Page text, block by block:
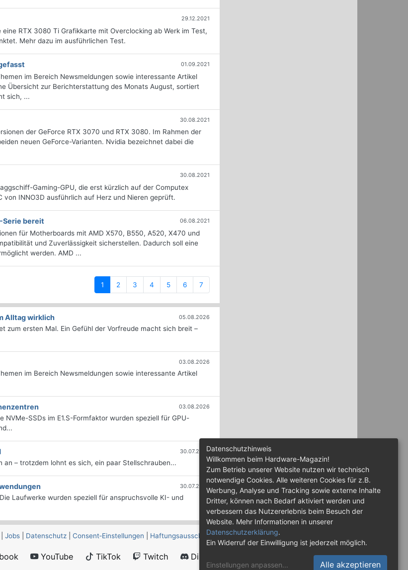
29.12.2021
RTX 3080 Ti Grafikkarte mit Overclocking ab Werk im Test,
Mehr dazu im ausführlichen Test.
01.09.2021
im Bereich Newsmeldungen sowie interessante Artikel
Übersicht zur Berichterstattung des Monats August, sortiert
sich, ...
30.08.2021
der GeForce RTX 3070 und RTX 3080. Im Rahmen der
neuen GeForce-Varianten. Nvidia bezeichnet dabei die
30.08.2021
Gaming-GPU, die erst kürzlich auf der Computex
INNO3D ausführlich auf Herz und Nieren geprüft.
Serie bereit 06.08.2021
für Motherboards mit AMD X570, B550, A520, X470 und
und Zuverlässigkeit sicherstellen. Dadurch soll eine
werden. AMD ...
1 (current)
2 3 4 5 6 7
Alltag wirklich 05.08.2026
zum ersten Mal. Ein Gefühl der Vorfreude macht sich breit –
03.08.2026
im Bereich Newsmeldungen sowie interessante Artikel
03.08.2026
NVMe-SSDs im E1.S-Formfaktor wurden speziell für GPU-
30.07.2026
– trotzdem lohnt es sich, ein paar Stellschrauben...
30.07.2026
Laufwerke wurden speziell für anspruchsvolle KI- und
Jobs Datenschutz Consent‑Einstellungen Haftungsausschluss
YouTube TikTok Twitch Discord
Datenschutzhinweis
Willkommen beim Hardware-Magazin!
Zum Betrieb unserer Website nutzen wir technisch
notwendige Cookies. Alle weiteren Cookies für z.B.
Werbung, Analyse und Tracking sowie externe Inhalte
Dritter, können nach Bedarf aktiviert werden und
verbessern das Nutzererlebnis beim Besuch der
Website. Mehr Informationen in unserer
Datenschutzerklärung.
Ein Widerruf der Einwilligung ist jederzeit möglich.
Einstellungen anpassen... Alle akzeptieren